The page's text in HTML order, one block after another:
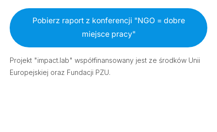
Pobierz raport z konferencji "NGO = dobre
miejsce pracy"
Projekt "impact.lab" współfinansowany jest ze środków Unii
Europejskiej oraz Fundacji PZU.